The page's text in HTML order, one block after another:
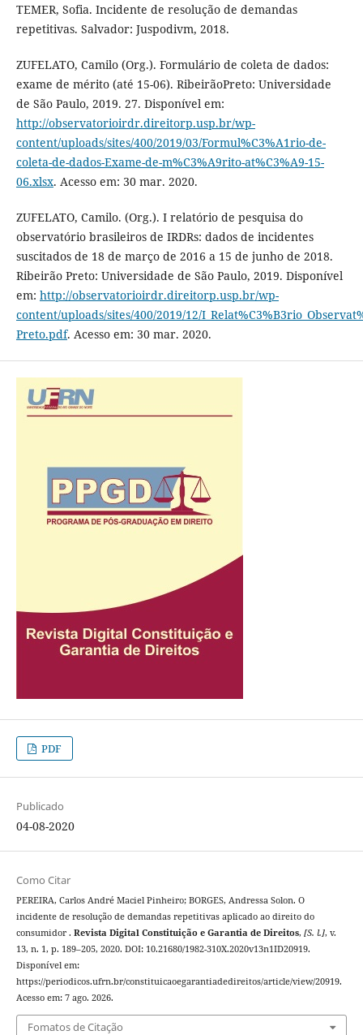
TEMER, Sofia. Incidente de resolução de demandas
repetitivas. Salvador: Juspodivm, 2018.
ZUFELATO, Camilo (Org.). Formulário de coleta de dados:
exame de mérito (até 15-06). RibeirãoPreto: Universidade
de São Paulo, 2019. 27. Disponível em:
http://observatorioirdr.direitorp.usp.br/wp-
content/uploads/sites/400/2019/03/Formul%C3%A1rio-de-
coleta-de-dados-Exame-de-m%C3%A9rito-at%C3%A9-15-
06.xlsx. Acesso em: 30 mar. 2020.
ZUFELATO, Camilo. (Org.). I relatório de pesquisa do
observatório brasileiros de IRDRs: dados de incidentes
suscitados de 18 de março de 2016 a 15 de junho de 2018.
Ribeirão Preto: Universidade de São Paulo, 2019. Disponível
em: http://observatorioirdr.direitorp.usp.br/wp-
content/uploads/sites/400/2019/12/
Preto.pdf. Acesso em: 30 mar. 2020.
PDF
Publicado
04-08-2020
Como Citar
PEREIRA, Carlos André Maciel Pinheiro; BORGES, Andressa Solon. O
incidente de resolução de demandas repetitivas aplicado ao direito do
consumidor . Revista Digital Constituição e Garantia de Direitos, [S. l.], v.
13, n. 1, p. 189–205, 2020. DOI: 10.21680/1982-310X.2020v13n1ID20919.
Disponível em:
https://periodicos.ufrn.br/constituicaoegarantiadedireitos/article/view/20919.
Acesso em: 7 ago. 2026.
Fomatos de Citação